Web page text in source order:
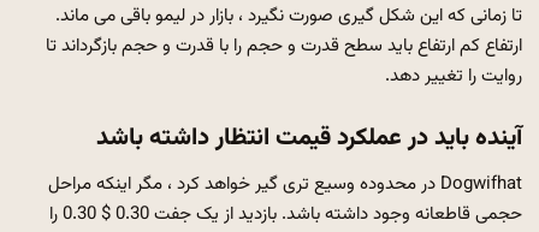
تا زمانی که این شکل گیری صورت نگیرد ، بازار در لیمو باقی می ماند.
ارتفاع کم ارتفاع باید سطح قدرت و حجم را با قدرت و حجم بازگرداند تا
روایت را تغییر دهد.
آینده باید در عملکرد قیمت انتظار داشته باشد
Dogwifhat در محدوده وسیع تری گیر خواهد کرد ، مگر اینکه مراحل
حجمی قاطعانه وجود داشته باشد. بازدید از یک جفت 0.30 $ 0.30 را